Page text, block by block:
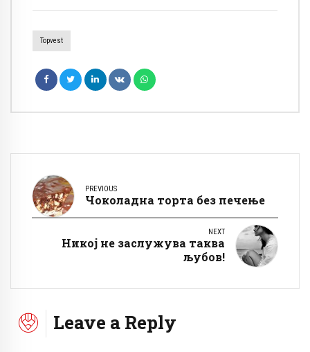
Topvest
PREVIOUS
Чоколадна торта без печење
NEXT
Никој не заслужува таква
љубов!
Leave a Reply